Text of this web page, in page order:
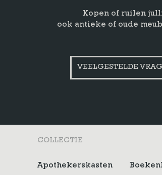
Kopen of ruilen
ook antieke of oude
VEELGESTELDE
COLLECTIE
Apothekerskasten